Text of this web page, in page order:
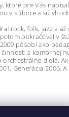
pre Vás
v súbore a sú
rock, folk, jazz a
pokračoval v
pôsobí ako
a komornej
diela.
Generácia 2006,